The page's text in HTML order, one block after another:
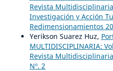
Revista
Investigación y Acción
Redimensionamientos
Yerikson Suarez Huz,
MULTIDISCIPLINARIA:
Revista
Nº. 2